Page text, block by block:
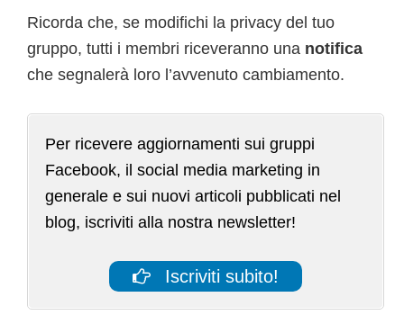
Ricorda che, se modifichi la privacy del tuo
gruppo, tutti i membri riceveranno una notifica
che segnalerà loro l’avvenuto cambiamento.
Per ricevere aggiornamenti sui gruppi
Facebook, il social media marketing in
generale e sui nuovi articoli pubblicati nel
blog, iscriviti alla nostra newsletter!
Iscriviti subito!